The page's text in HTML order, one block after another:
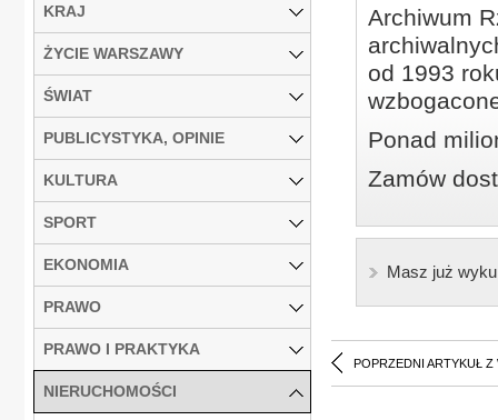
Archiwum
od 1993
Ponad
Zamów
Masz już
POPRZEDNI ARTYKUŁ Z
KRAJ
ŻYCIE WARSZAWY
ŚWIAT
PUBLICYSTYKA, OPINIE
KULTURA
SPORT
EKONOMIA
PRAWO
PRAWO I PRAKTYKA
NIERUCHOMOŚCI